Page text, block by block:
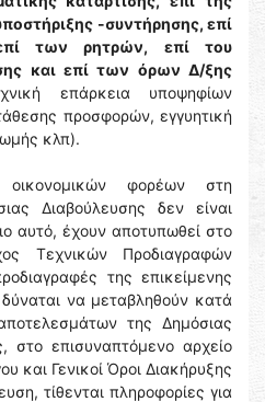
-συντήρησης, επί
των ρητρών, επί του
και επί των όρων Δ/ξης
επάρκεια υποψηφίων
προσφορών, εγγυητική
κλπ).
φορέων στη
Διαβούλευσης δεν είναι
αυτό, έχουν αποτυπωθεί στο
Τεχνικών Προδιαγραφών
της επικείμενης
να μεταβληθούν κατά
της Δημόσιας
στο επισυναπτόμενο αρχείο
και Γενικοί Όροι Διακήρυξης
τίθενται πληροφορίες για